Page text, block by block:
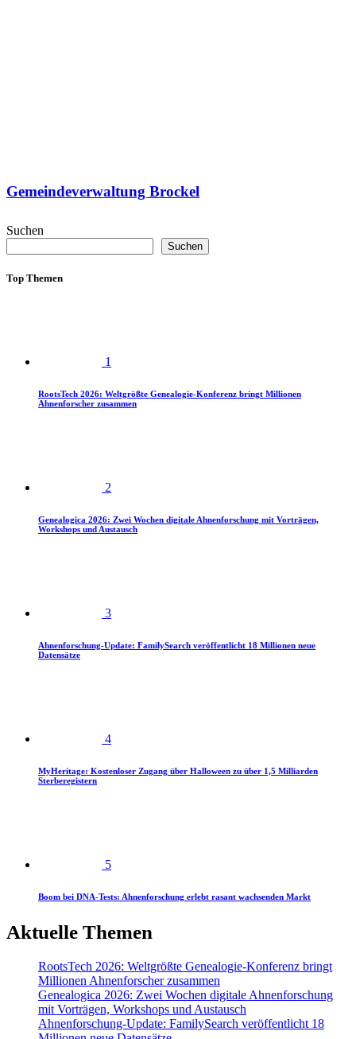
Gemeindeverwaltung Brockel
Suchen
Suchen
Top Themen
1
RootsTech 2026: Weltgrößte Genealogie-Konferenz bringt Millionen
Ahnenforscher zusammen
2
Genealogica 2026: Zwei Wochen digitale Ahnenforschung mit Vorträgen,
Workshops und Austausch
3
Ahnenforschung-Update: FamilySearch veröffentlicht 18 Millionen neue
Datensätze
4
MyHeritage: Kostenloser Zugang über Halloween zu über 1,5 Milliarden
Sterberegistern
5
Boom bei DNA-Tests: Ahnenforschung erlebt rasant wachsenden Markt
Aktuelle Themen
RootsTech 2026: Weltgrößte Genealogie-Konferenz bringt
Millionen Ahnenforscher zusammen
Genealogica 2026: Zwei Wochen digitale Ahnenforschung
mit Vorträgen, Workshops und Austausch
Ahnenforschung-Update: FamilySearch veröffentlicht 18